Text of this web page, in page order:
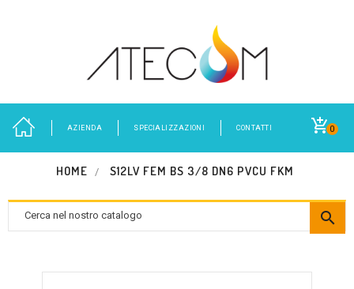
0
AZIENDA SPECIALIZZAZIONI CONTATTI
HOME S12LV FEM BS 3/8 DN6 PVCU FKM
